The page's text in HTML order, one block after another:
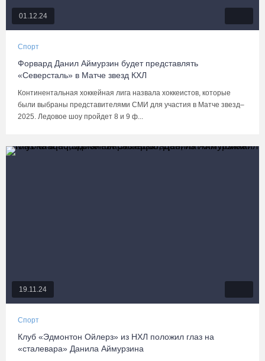
01.12.24
Спорт
Форвард Данил Аймурзин будет представлять
«Северсталь» в Матче звезд КХЛ
Континентальная хоккейная лига назвала хоккеистов, которые
были выбраны представителями СМИ для участия в Матче звезд–
2025. Ледовое шоу пройдет 8 и 9 ф...
19.11.24
Спорт
Клуб «Эдмонтон Ойлерз» из НХЛ положил глаз на
«сталевара» Данила Аймурзина